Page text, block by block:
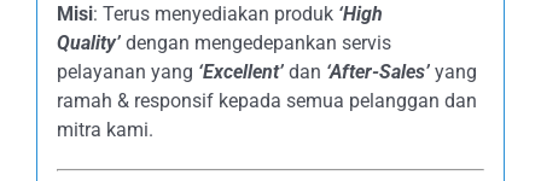
Misi: Terus menyediakan produk ‘High
Quality’dengan mengedepankan servis
pelayanan yang ‘Excellent’dan ‘After-Sales’yang
ramah & responsif kepada semua pelanggan dan
mitra kami.